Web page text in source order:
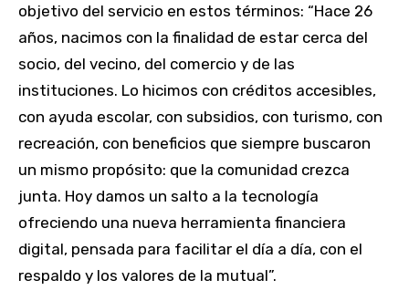
objetivo del servicio en estos términos: “Hace 26
años, nacimos con la finalidad de estar cerca del
socio, del vecino, del comercio y de las
instituciones. Lo hicimos con créditos accesibles,
con ayuda escolar, con subsidios, con turismo, con
recreación, con beneficios que siempre buscaron
un mismo propósito: que la comunidad crezca
junta. Hoy damos un salto a la tecnología
ofreciendo una nueva herramienta financiera
digital, pensada para facilitar el día a día, con el
respaldo y los valores de la mutual”.